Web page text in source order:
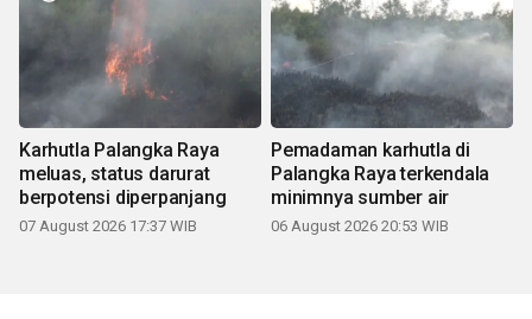
Karhutla Palangka Raya
meluas, status darurat
berpotensi diperpanjang
07 August 2026 17:37 WIB
Pemadaman karhutla di
Palangka Raya terkendala
minimnya sumber air
06 August 2026 20:53 WIB